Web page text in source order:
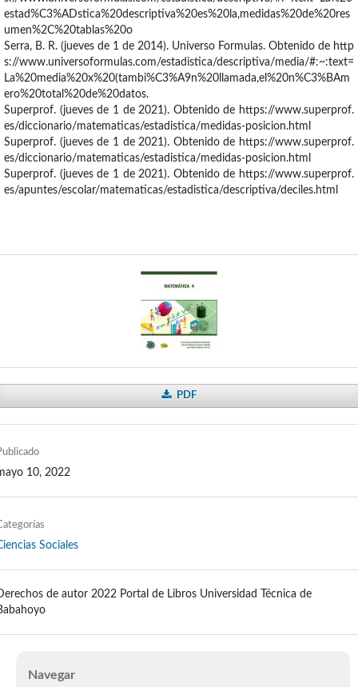
estad%C3%ADstica%20descriptiva%20es%20la,medidas%20de%20res
umen%2C%20tablas%20o
Serra, B. R. (jueves de 1 de 2014). Universo Formulas. Obtenido de http
s://www.universoformulas.com/estadistica/descriptiva/media/#:~:text=
La%20media%20x%20(tambi%C3%A9n%20llamada,el%20n%C3%BAm
ero%20total%20de%20datos.
Superprof. (jueves de 1 de 2021). Obtenido de https://www.superprof.
es/diccionario/matematicas/estadistica/medidas-posicion.html
Superprof. (jueves de 1 de 2021). Obtenido de https://www.superprof.
es/diccionario/matematicas/estadistica/medidas-posicion.html
Superprof. (jueves de 1 de 2021). Obtenido de https://www.superprof.
es/apuntes/escolar/matematicas/estadistica/descriptiva/deciles.html
PDF
10, 2022
Sociales
de autor 2022 Portal de Libros Universidad Técnica de
Navegar